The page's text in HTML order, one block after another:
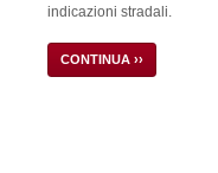
indicazioni stradali.
CONTINUA ››